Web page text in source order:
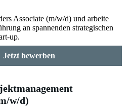
Associate (m/w/d) und arbeite
an spannenden strategischen
up.
Jetzt bewerben
w/d)